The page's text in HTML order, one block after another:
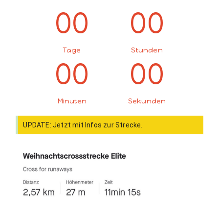
00
Tage
00
Stun­den
00
Minuten
00
Sekun­den
UPDATE: Jet­zt mit Infos zur Strecke.